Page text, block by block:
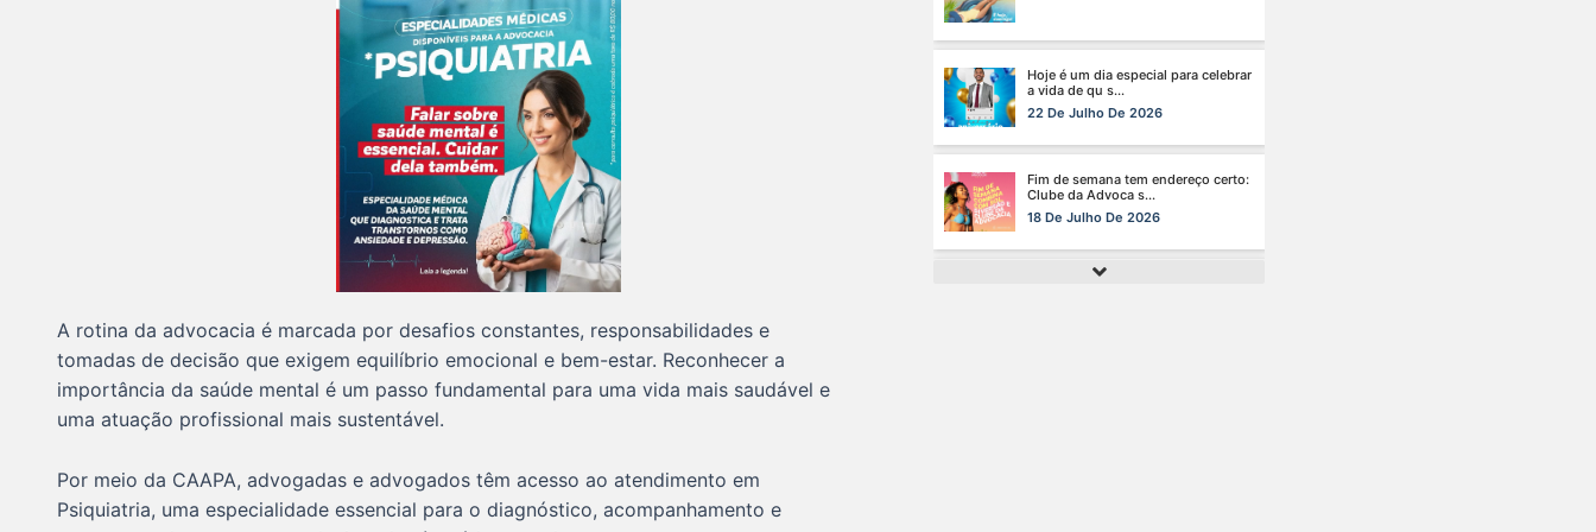
A rotina da advocacia é marcada por desafios constantes, responsabilidades e
tomadas de decisão que exigem equilíbrio emocional e bem-estar. Reconhecer a
importância da saúde mental é um passo fundamental para uma vida mais saudável e
uma atuação profissional mais sustentável.
Por meio da CAAPA, advogadas e advogados têm acesso ao atendimento em
Psiquiatria, uma especialidade essencial para o diagnóstico, acompanhamento e
Fim de semana tem endereço certo:
Clube da Advoca s...
18 De Julho De 2026
A saúde da mulher merece atenção
especial em to s...
17 De Julho De 2026